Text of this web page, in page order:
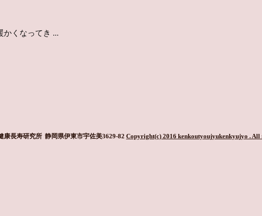
かくなってき ...
康長寿研究所 静岡県伊東市宇佐美3629-82 Copyright(c) 2016 kenkoutyoujyukenkyujyo . All